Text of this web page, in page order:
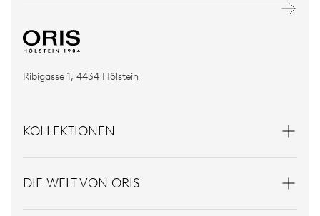
Ribigasse 1, 4434 Hölstein
KOLLEKTIONEN
DIE WELT VON ORIS